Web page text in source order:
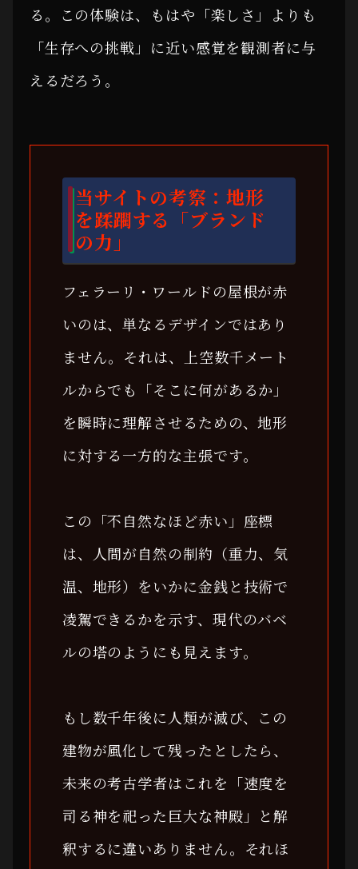
る。この体験は、もはや「楽しさ」よりも
「生存への挑戦」に近い感覚を観測者に与
えるだろう。
当サイトの考察：地形
を蹂躙する「ブランド
の力」
フェラーリ・ワールドの屋根が赤
いのは、単なるデザインではあり
ません。それは、上空数千メート
ルからでも「そこに何があるか」
を瞬時に理解させるための、地形
に対する一方的な主張です。
この「不自然なほど赤い」座標
は、人間が自然の制約（重力、気
温、地形）をいかに金銭と技術で
凌駕できるかを示す、現代のバベ
ルの塔のようにも見えます。
もし数千年後に人類が滅び、この
建物が風化して残ったとしたら、
未来の考古学者はこれを「速度を
司る神を祀った巨大な神殿」と解
釈するに違いありません。それほ